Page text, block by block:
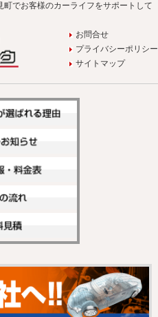
でお客様のカーライフをサポートして
お問合せ
プライバシーポリシー
サイトマップ